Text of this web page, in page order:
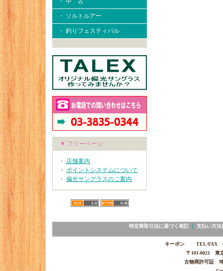
・ ソルトルアー
・ 釣りフェスティバル
▼ フリーページ
・ 店舗案内
・ ポイントシステムについて
・ 偏光サングラスのご案内
特定商取引法に基づく表記｜ 支払い方法
キーポン TEL/FAX
〒101-0021 東
古物商許可証